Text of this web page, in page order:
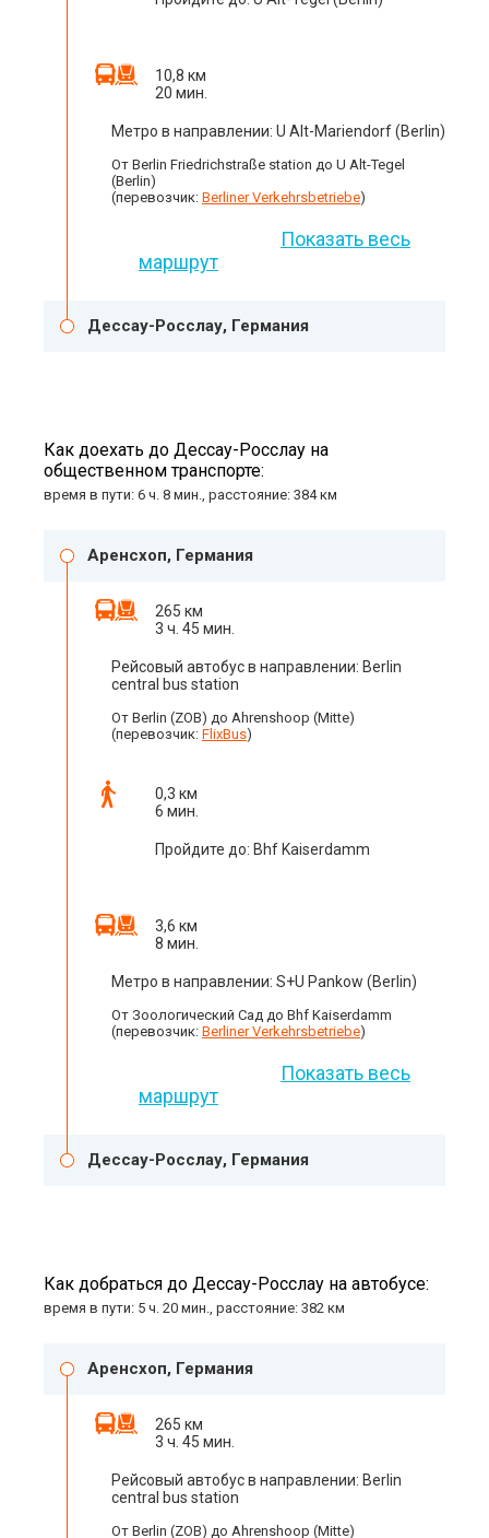
10,8 км
20 мин.
Метро в направлении: U Alt-Mariendorf (Berlin)
От Berlin Friedrichstraße station до U Alt-Tegel
(Berlin)
(перевозчик: Berliner Verkehrsbetriebe)
Показать весь
маршрут
Дессау-Росслау, Германия
Как доехать до Дессау-Росслау на
общественном транспорте:
время в пути: 6 ч. 8 мин., расстояние: 384 км
Аренсхоп, Германия
265 км
3 ч. 45 мин.
Рейсовый автобус в направлении: Berlin
central bus station
От Berlin (ZOB) до Ahrenshoop (Mitte)
(перевозчик: FlixBus)
0,3 км
6 мин.
Пройдите до: Bhf Kaiserdamm
3,6 км
8 мин.
Метро в направлении: S+U Pankow (Berlin)
От Зоологический Сад до Bhf Kaiserdamm
(перевозчик: Berliner Verkehrsbetriebe)
Показать весь
маршрут
Дессау-Росслау, Германия
Как добраться до Дессау-Росслау на автобусе:
время в пути: 5 ч. 20 мин., расстояние: 382 км
Аренсхоп, Германия
265 км
3 ч. 45 мин.
Рейсовый автобус в направлении: Berlin
central bus station
От Berlin (ZOB) до Ahrenshoop (Mitte)